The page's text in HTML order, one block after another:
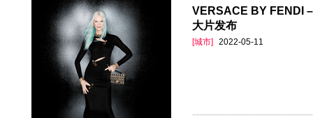
VERSACE BY FENDI
大片发布
[城市] 2022-05-11